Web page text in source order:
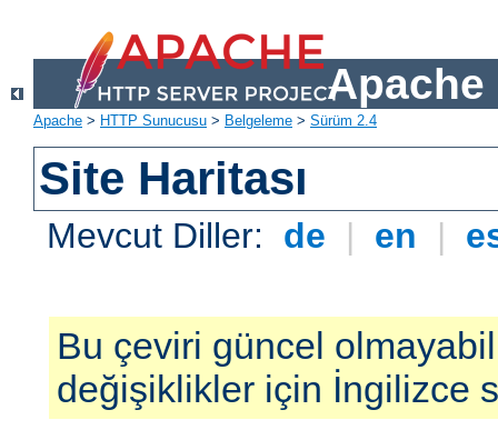
Apache
Apache > HTTP Sunucusu > Belgeleme > Sürüm 2.4
Site Haritası
Mevcut Diller: de | en |
Bu çeviri güncel
değişiklikler için İngilizce